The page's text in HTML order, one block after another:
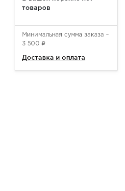
товаров
Минимальная сумма заказа –
3 500
Доставка и оплата